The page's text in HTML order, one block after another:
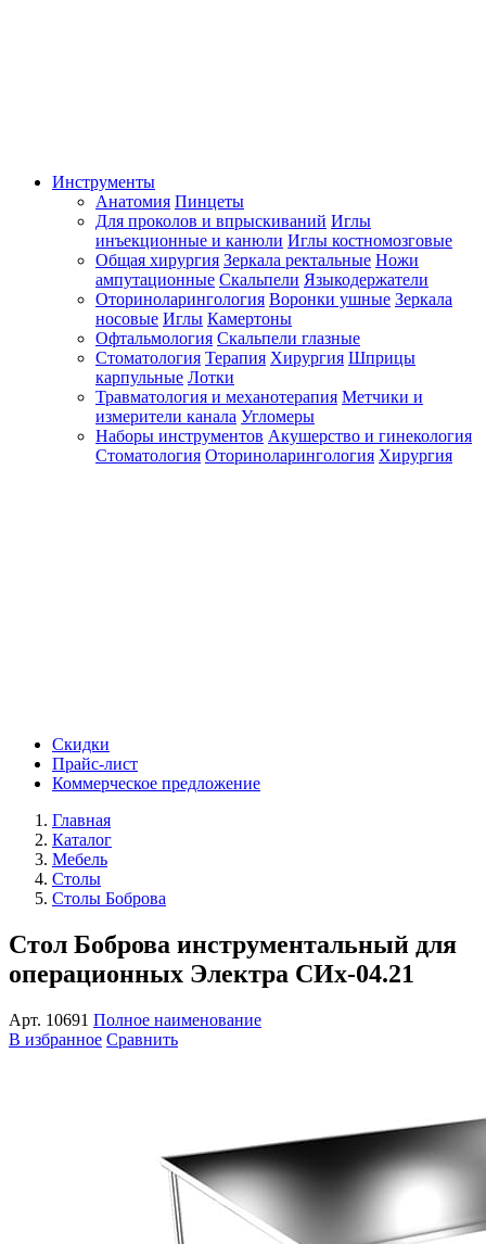
Инструменты
Анатомия Пинцеты
Для проколов и впрыскиваний Иглы
инъекционные и канюли Иглы костномозговые
Общая хирургия Зеркала ректальные Ножи
ампутационные Скальпели Языкодержатели
Оториноларингология Воронки ушные Зеркала
носовые Иглы Камертоны
Офтальмология Скальпели глазные
Стоматология Терапия Хирургия Шприцы
карпульные Лотки
Травматология и механотерапия Метчики и
измерители канала Угломеры
Наборы инструментов Акушерство и гинекология
Стоматология Оториноларингология Хирургия
Скидки
Прайс-лист
Коммерческое предложение
Главная
Каталог
Мебель
Столы
Столы Боброва
Стол Боброва инструментальный для
операционных Электра СИх-04.21
Арт. 10691 Полное наименование
В избранное Сравнить